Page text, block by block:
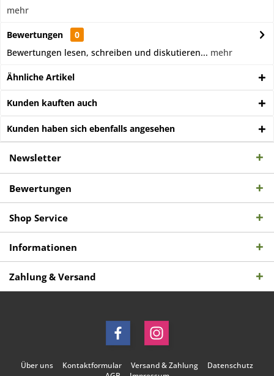
mehr
Bewertungen
0
Bewertungen lesen, schreiben und diskutieren... mehr
Ähnliche Artikel
Kunden kauften auch
Kunden haben sich ebenfalls angesehen
Newsletter
Bewertungen
Shop Service
Informationen
Zahlung & Versand
Über uns Kontaktformular Versand & Zahlung
Datenschutz